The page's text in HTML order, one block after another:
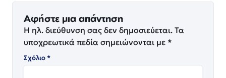
Αφήστε μια απάντηση
Η ηλ. διεύθυνση σας δεν δημοσιεύεται. Τα
υποχρεωτικά πεδία σημειώνονται με *
Σχόλιο*